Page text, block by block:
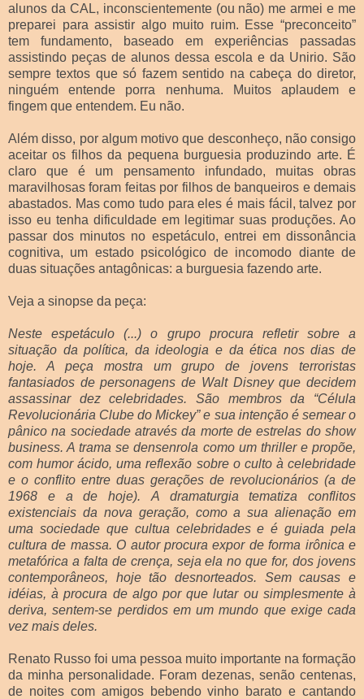
alunos da CAL, inconscientemente (ou não) me armei e me
preparei para assistir algo muito ruim. Esse “preconceito”
tem fundamento, baseado em experiências passadas
assistindo peças de alunos dessa escola e da Unirio. São
sempre textos que só fazem sentido na cabeça do diretor,
ninguém entende porra nenhuma. Muitos aplaudem e
fingem que entendem. Eu não.
Além disso, por algum motivo que desconheço, não consigo
aceitar os filhos da pequena burguesia produzindo arte. É
claro que é um pensamento infundado, muitas obras
maravilhosas foram feitas por filhos de banqueiros e demais
abastados. Mas como tudo para eles é mais fácil, talvez por
isso eu tenha dificuldade em legitimar suas produções. Ao
passar dos minutos no espetáculo, entrei em dissonância
cognitiva, um estado psicológico de incomodo diante de
duas situações antagônicas: a burguesia fazendo arte.
Veja a sinopse da peça:
Neste espetáculo (...) o grupo procura refletir sobre a
situação da política, da ideologia e da ética nos dias de
hoje. A peça mostra um grupo de jovens terroristas
fantasiados de personagens de Walt Disney que decidem
assassinar dez celebridades. São membros da “Célula
Revolucionária Clube do Mickey” e sua intenção é semear o
pânico na sociedade através da morte de estrelas do show
business. A trama se densenrola como um thriller e propõe,
com humor ácido, uma reflexão sobre o culto à celebridade
e o conflito entre duas gerações de revolucionários (a de
1968 e a de hoje).
A dramaturgia tematiza conflitos
existenciais da nova geração, como a sua alienação em
uma sociedade que cultua celebridades e é guiada pela
cultura de massa. O autor procura expor de forma irônica e
metafórica a falta de crença, seja ela no que for, dos jovens
contemporâneos, hoje tão desnorteados. Sem causas e
idéias, à procura de algo por que lutar ou simplesmente à
deriva, sentem-se perdidos em um mundo que exige cada
vez mais deles.
Renato Russo foi uma pessoa muito importante na formação
da minha personalidade. Foram dezenas, senão centenas,
de noites com amigos bebendo vinho barato e cantando